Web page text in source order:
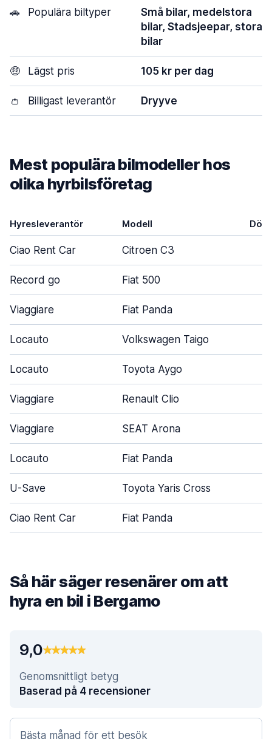
🚗 Populära biltyper
Små bilar, medelstora
bilar, Stadsjeepar, stora
bilar
🤑 Lägst pris 105 kr per dag
👛 Billigast leverantör Dryyve
Mest populära bilmodeller hos
olika hyrbilsföretag
Hyresleverantör Modell
Ciao Rent Car Citroen C3
Record go Fiat 500
Viaggiare Fiat Panda
Locauto Volkswagen Taigo
Locauto Toyota Aygo
Viaggiare Renault Clio
Viaggiare SEAT Arona
Locauto Fiat Panda
U-Save Toyota Yaris Cross
Ciao Rent Car Fiat Panda
Så här säger resenärer om att
hyra en bil i Bergamo
9,0
Genomsnittligt betyg
Baserad på 4 recensioner
Bästa månad för ett besök